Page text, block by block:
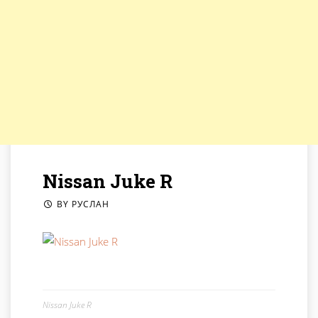
Nissan Juke R
BY РУСЛАН
Nissan Juke R